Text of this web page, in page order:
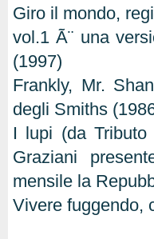
Giro il mondo,
vol.1 Ã¨ una
(1997)
Frankly, Mr.
degli Smiths
I lupi (da
Graziani
mensile la
Vivere fuggendo,